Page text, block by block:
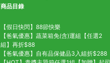
商品目錄
【假日快閃】88節快樂
【爸氣優惠】蔬菜箱免(含)運組【任選2
組】再折$88
【爸氣優惠】自有品保健品3入組折$288